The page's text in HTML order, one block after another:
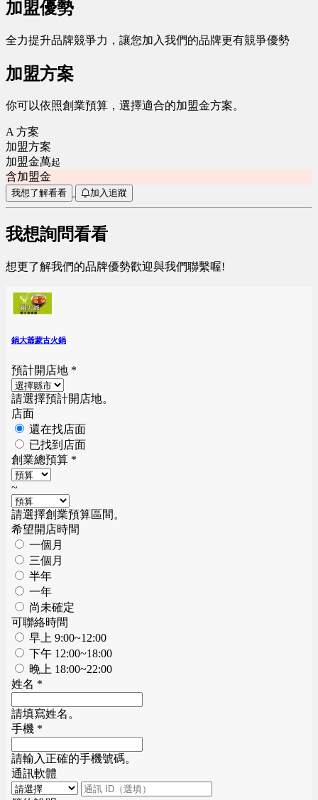
加盟優勢
全力提升品牌競爭力，讓您加入我們的品牌更有競爭優勢
加盟方案
你可以依照創業預算，選擇適合的加盟金方案。
A 方案
加盟方案
加盟金萬起
含加盟金
我想了解看看 加入追蹤
我想詢問看看
想更了解我們的品牌優勢歡迎與我們聯繫喔!